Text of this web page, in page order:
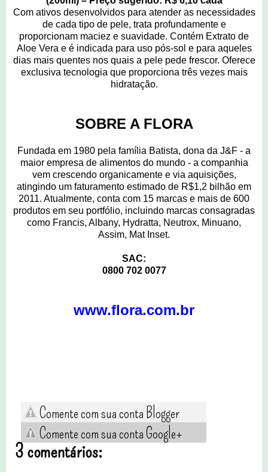
Com ativos desenvolvidos para atender as necessidades
de cada tipo de pele, trata profundamente e
proporcionam maciez e suavidade. Contém Extrato de
Aloe Vera e é indicada para uso pós-sol e para aqueles
dias mais quentes nos quais a pele pede frescor. Oferece
exclusiva tecnologia que proporciona três vezes mais
hidratação.
SOBRE A FLORA
Fundada em 1980 pela família Batista, dona da J&F - a
maior empresa de alimentos do mundo - a companhia
vem crescendo organicamente e via aquisições,
atingindo um faturamento estimado de R$1,2 bilhão em
2011. Atualmente, conta com 15 marcas e mais de 600
produtos em seu portfólio, incluindo marcas consagradas
como Francis, Albany, Hydratta, Neutrox, Minuano,
Assim, Mat Inset.
SAC:
0800 702 0077
www.flora.com.br
Comente com sua conta Blogger
Comente com sua conta Google+
3 comentários: